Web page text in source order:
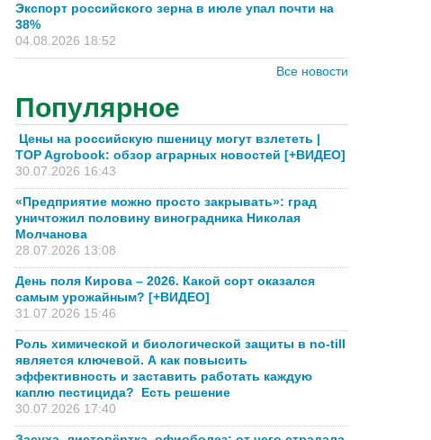
Экспорт российского зерна в июле упал почти на
38%
04.08.2026 18:52
Все новости
Популярное
Цены на российскую пшеницу могут взлететь |
TOP Agrobook: обзор аграрных новостей [+ВИДЕО]
30.07.2026 16:43
«Предприятие можно просто закрывать»: град
уничтожил половину виноградника Николая
Молчанова
28.07.2026 13:08
День поля Кирова – 2026. Какой сорт оказался
самым урожайным? [+ВИДЕО]
31.07.2026 15:46
Роль химической и биологической защиты в no-till
является ключевой. А как повысить
эффективность и заставить работать каждую
каплю пестицида? Есть решение
30.07.2026 17:40